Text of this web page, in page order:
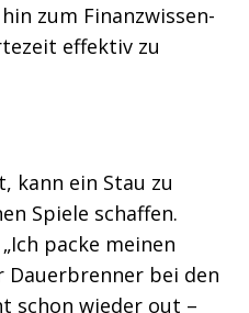
zum Finanzwissen-
effektiv zu
kann ein Stau zu
Spiele schaffen.
packe meinen
Dauerbrenner bei den
schon wieder out –